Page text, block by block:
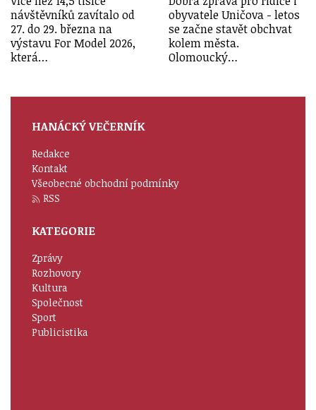
návštěvníků zavítalo od
27. do 29. března na
výstavu For Model 2026,
která…
obyvatele Uničova - letos
se začne stavět obchvat
kolem města.
Olomoucký…
HANÁCKÝ VEČERNÍK
Redakce
Kontakt
Všeobecné obchodní podmínky
RSS
KATEGORIE
Zprávy
Rozhovory
Kultura
Společnost
Sport
Publicistika